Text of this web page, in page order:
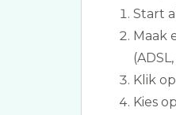
Start
Maak
Klik
Kies